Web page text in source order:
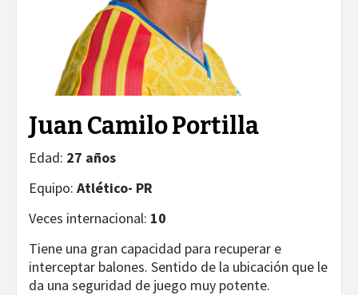
Juan Camilo Portilla
Edad: 27 años
Equipo: Atlético- PR
Veces internacional: 10
Tiene una gran capacidad para recuperar e
interceptar balones. Sentido de la ubicación que le
da una seguridad de juego muy potente.